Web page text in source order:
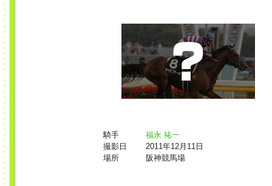
騎手
福永 祐一
撮影日
2011年12月11日
場所
阪神競馬場